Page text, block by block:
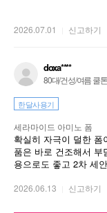
2026.07.01 신고하기
doxa****
80대/건성/여름 쿨톤
한달사용기
세라마이드 아미노 폼
확실히 자극이 덜한 폼
품은 바로 건조해서
용으로도 좋고 2차 세
2026.06.13 신고하기